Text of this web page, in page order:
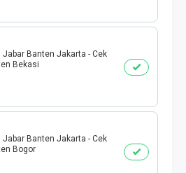
Jabar Banten Jakarta - Cek
Bekasi
Jabar Banten Jakarta - Cek
Bogor